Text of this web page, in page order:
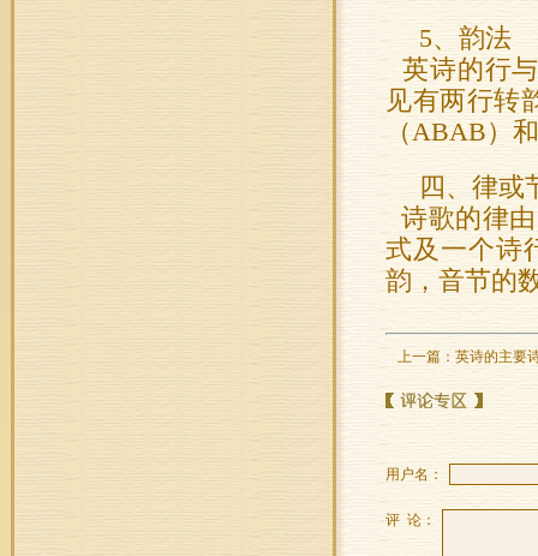
5、韵法
英诗的行
见有两行转
（ABAB）
四、律或
诗歌的律
式及一个诗
韵，音节的
上一篇： 英诗的主要
用户名：
评 论：